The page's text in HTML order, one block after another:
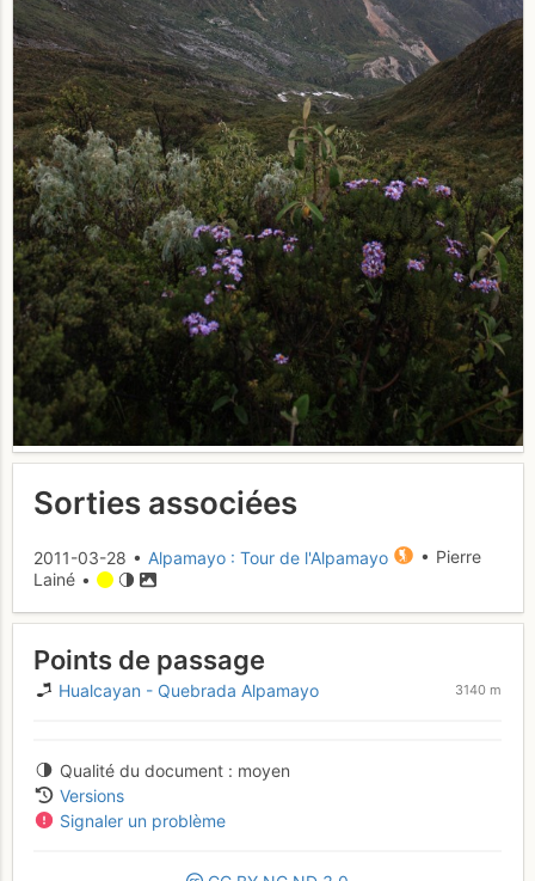
Sorties associées
2011-03-28 • Alpamayo : Tour de l'Alpamayo
• Pierre
Lainé •
Points de passage
Hualcayan - Quebrada Alpamayo 3140 m
Qualité du document
moyen
Versions
Signaler un problème